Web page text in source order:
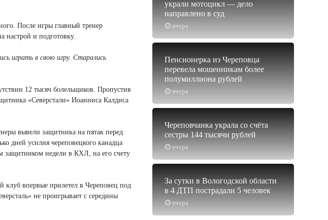
После игры главный тренер
настрой и подготовку.
играть в свою игру. Старались
12 тысяч болельщиков. Пропустив
«Северстали» Иоанниса Калдиса
вывели защитника на пятак перед
дней усилия череповецкого канадца
защитником недели в КХЛ, на его счету
впервые прилетел в Череповец под
не проигрывает с середины
вчера
украли мотоцикл — дело
направлено в суд
вчера
Пенсионерка из Череповца
перевела мошенникам более
полумиллиона рублей
вчера
Череповчанка украла со счёта
сестры 144 тысячи рублей
вчера
За сутки в Вологодской области
в 4 ДТП пострадали 5 человек